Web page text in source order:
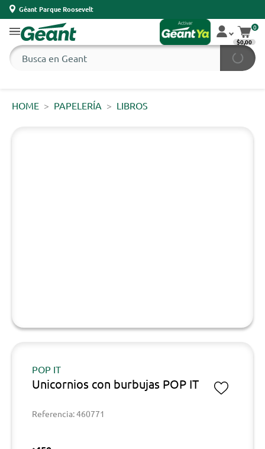
Géant Parque Roosevelt
0
$0,00
HOME PAPELERÍA LIBROS
POP IT
Unicornios con burbujas POP IT
Referencia: 460771